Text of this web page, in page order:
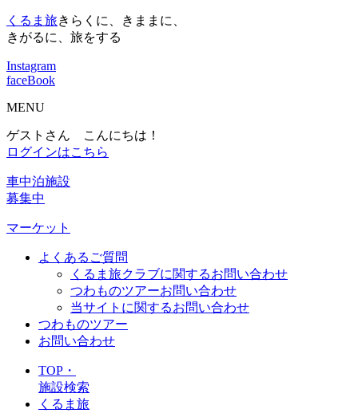
くるま旅きらくに、きままに、
きがるに、旅をする
Instagram
faceBook
MENU
ゲストさん こんにちは！
ログインはこちら
車中泊施設
募集中
マーケット
よくあるご質問
くるま旅クラブに関するお問い合わせ
つわものツアーお問い合わせ
当サイトに関するお問い合わせ
つわものツアー
お問い合わせ
TOP・
施設検索
くるま旅